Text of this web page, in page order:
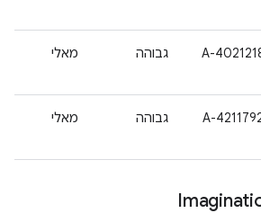
A-
גבוהה מאלי
A-
גבוהה מאלי